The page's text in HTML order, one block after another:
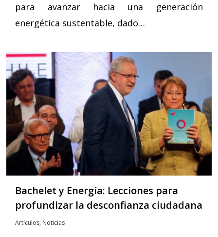
para avanzar hacia una generación
energética sustentable, dado…
Bachelet y Energía: Lecciones para
profundizar la desconfianza ciudadana
Artículos, Noticias